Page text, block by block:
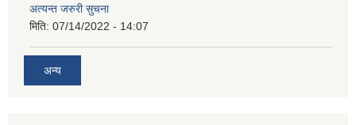
अत्यन्त जरुरी सुचना
मिति: 07/14/2022 - 14:07
अन्य